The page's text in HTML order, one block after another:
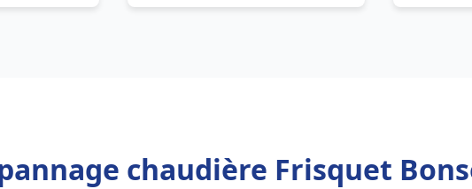
chaudière Frisquet